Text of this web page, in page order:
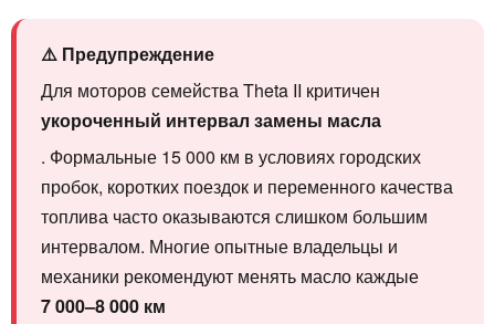
⚠️ Предупреждение
Для моторов семейства Theta II критичен
укороченный интервал замены масла
. Формальные 15 000 км в условиях городских
пробок, коротких поездок и переменного качества
топлива часто оказываются слишком большим
интервалом. Многие опытные владельцы и
механики рекомендуют менять масло каждые
7 000–8 000 км